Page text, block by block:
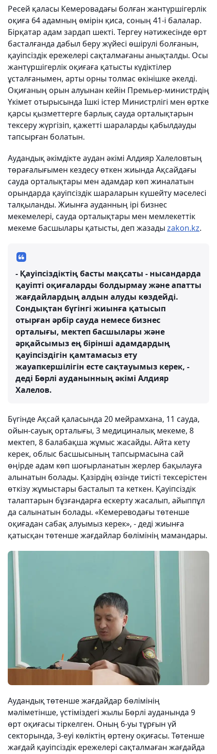
Ресей қаласы Кемеровадағы болған жантүршігерлік
оқиға 64 адамның өмірін қиса, соның 41-і балалар.
Бірқатар адам зардап шекті. Тергеу нәтижесінде өрт
басталғанда дабыл беру жүйесі өшірулі болғанын,
қауіпсіздік ережелері сақталмағаны анықталды. Осы
жантүршігерлік оқиғаға қатысты күдіктілер
ұсталғанымен, арты орны толмас өкінішке әкелді.
Оқиғаның орын алуынан кейін Премьер-министрдің
Үкімет отырысында Ішкі істер Министрлігі мен өртке
қарсы қызметтерге барлық сауда орталықтарын
тексеру жүргізіп, қажетті шараларды қабылдауды
тапсырған болатын.
Аудандық әкімдікте аудан әкімі Алдияр Халеловтың
төрағалығымен кездесу өткен жиында Ақсайдағы
сауда орталықтары мен адамдар көп жиналатын
орындарда қауіпсіздік шараларын күшейту мәселесі
талқыланды. Жиынға ауданның ірі бизнес
мекемелері, сауда орталықтары мен мемлекеттік
мекеме басшылары қатысты, деп жазады zakon.kz.
- Қауіпсіздіктің басты мақсаты - нысандарда
қауіпті оқиғаларды болдырмау және апатты
жағдайлардың алдын алуды көздейді.
Сондықтан бүгінгі жиынға қатысып
отырған әрбір сауда немесе бизнес
орталығы, мектеп басшылары және
әрқайсымыз ең бірінші адамдардың
қауіпсіздігін қамтамасыз ету
жауапкершілігін есте сақтауымыз керек, -
деді Бөрлі ауданынның әкімі Алдияр
Халелов.
Бүгінде Ақсай қаласында 20 мейрамхана, 11 сауда,
ойын-сауық орталығы, 3 медициналық мекеме, 8
мектеп, 8 балабақша жұмыс жасайды. Айта кету
керек, облыс басшысының тапсырмасына сай
өңірде адам көп шоғырланатын жерлер бақылауға
алынатын болады. Қазірдің өзінде тиісті тексерістен
өткізу жұмыстары басталып та кеткен. Қауіпсіздік
талаптарын бұзғандарға ескерту жасалып, айыппұл
да салынатын болады. «Кемереводағы төтенше
оқиғадан сабақ алуымыз керек», - деді жиынға
қатысқан төтенше жағдайлар бөлімінің мамандары.
Аудандық төтенше жағдайдар бөлімінің
мәліметінше, үстіміздегі жылы Бөрлі ауданында 9
өрт оқиғасы тіркелген. Оның 6-уы тұрғын үй
секторында, 3-еуі көліктің өртену оқиғасы. Төтенше
жағдай қауіпсіздік ережелері сақталмаған жағдайда